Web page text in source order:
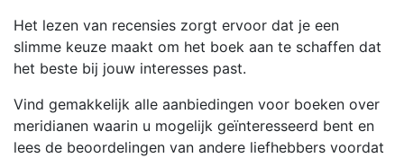
Het lezen van recensies zorgt ervoor dat je een
slimme keuze maakt om het boek aan te schaffen dat
het beste bij jouw interesses past.
Vind gemakkelijk alle aanbiedingen voor boeken over
meridianen waarin u mogelijk geïnteresseerd bent en
lees de beoordelingen van andere liefhebbers voordat